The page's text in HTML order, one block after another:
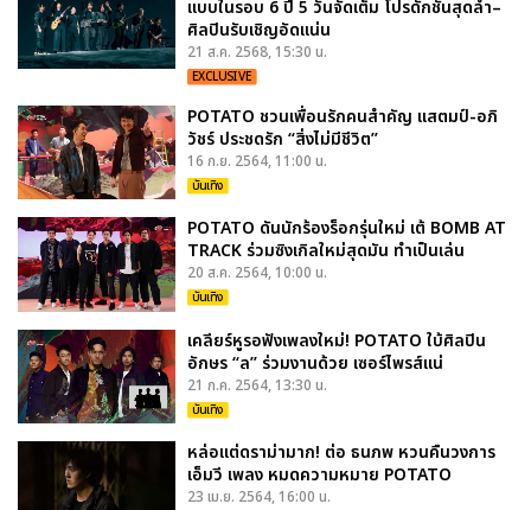
แบบในรอบ 6 ปี 5 วันจัดเต็ม โปรดักชันสุดล้ำ–
ศิลปินรับเชิญอัดแน่น
21 ส.ค. 2568, 15:30 น.
EXCLUSIVE
POTATO ชวนเพื่อนรักคนสำคัญ แสตมป์-อภิ
วัชร์ ประชดรัก “สิ่งไม่มีชีวิต”
16 ก.ย. 2564, 11:00 น.
บันเทิง
POTATO ดันนักร้องร็อกรุ่นใหม่ เต้ BOMB AT
TRACK ร่วมซิงเกิลใหม่สุดมัน ทำเป็นเล่น
20 ส.ค. 2564, 10:00 น.
บันเทิง
เคลียร์หูรอฟังเพลงใหม่! POTATO ใบ้ศิลปิน
อักษร “ล” ร่วมงานด้วย เซอร์ไพรส์แน่
21 ก.ค. 2564, 13:30 น.
บันเทิง
หล่อแต่ดราม่ามาก! ต่อ ธนภพ หวนคืนวงการ
เอ็มวี เพลง หมดความหมาย POTATO
23 เม.ย. 2564, 16:00 น.